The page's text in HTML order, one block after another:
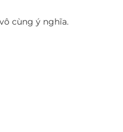
cùng ý nghĩa.